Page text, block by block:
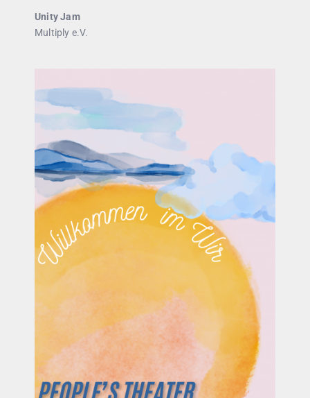
Unity Jam
Multiply e.V.